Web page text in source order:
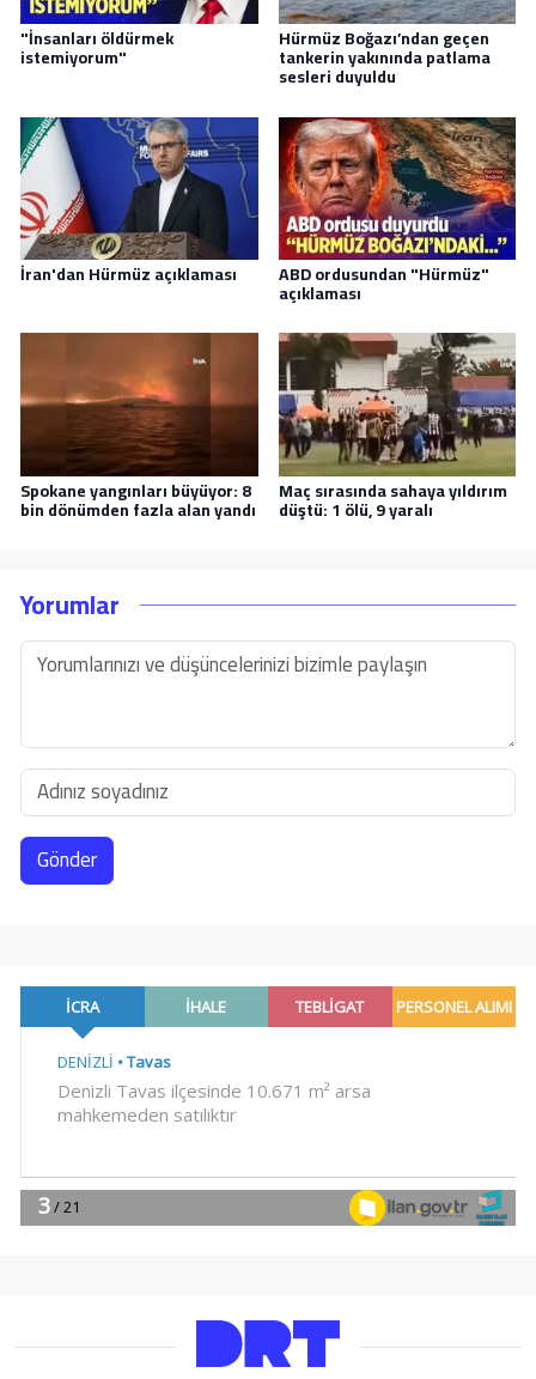
"İnsanları öldürmek
istemiyorum"
Hürmüz Boğazı’ndan geçen
tankerin yakınında patlama
sesleri duyuldu
İran'dan Hürmüz açıklaması ABD ordusundan "Hürmüz"
açıklaması
Spokane yangınları büyüyor: 8
bin dönümden fazla alan yandı
Maç sırasında sahaya yıldırım
düştü: 1 ölü, 9 yaralı
Yorumlar
Gönder